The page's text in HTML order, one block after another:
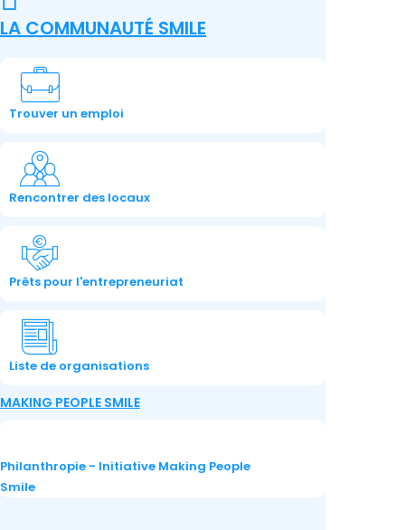
LA COMMUNAUTÉ SMILE
Trouver un emploi
Rencontrer des locaux
Prêts pour l'entrepreneuriat
Liste de organisations
MAKING PEOPLE SMILE
Philanthropie - Initiative Making People
Smile